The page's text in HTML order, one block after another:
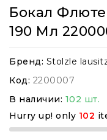
Бокал
190 Мл
Бренд: Stolzle
Код: 2200007
В наличии: 102 шт.
Hurry up! only 102